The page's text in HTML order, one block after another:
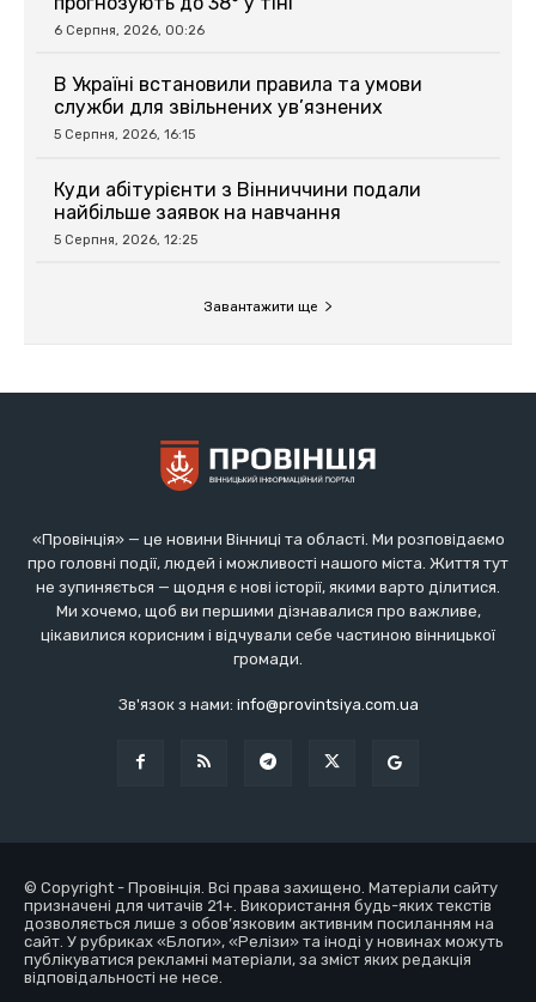
«Провінція» — це новини Вінниці та області. Ми розповідаємо
про головні події, людей і можливості нашого міста. Життя тут
не зупиняється — щодня є нові історії, якими варто ділитися.
Ми хочемо, щоб ви першими дізнавалися про важливе,
цікавилися корисним і відчували себе частиною вінницької
громади.
Зв'язок з нами: info@provintsiya.com.ua
© Copyright - Провінція. Всі права захищено. Матеріали сайту
призначені для читачів 21+. Використання будь-яких текстів
дозволяється лише з обов’язковим активним посиланням на
сайт. У рубриках «Блоги», «Релізи» та іноді у новинах можуть
публікуватися рекламні матеріали, за зміст яких редакція
відповідальності не несе.